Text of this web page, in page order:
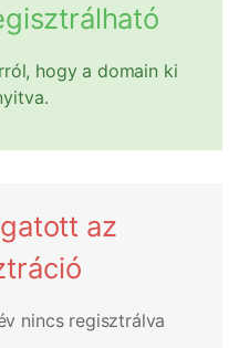
hogy a domain ki
az
nincs regisztrálva